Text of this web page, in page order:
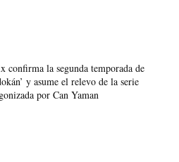
confirma la segunda temporada de
y asume el relevo de la serie
por Can Yaman